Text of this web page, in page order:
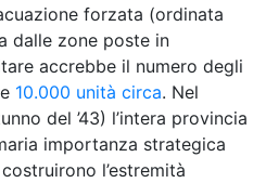
forzata (ordinata
dalle zone poste in
accrebbe il numero degli
10.000 unità circa. Nel
del ’43) l’intera provincia
importanza strategica
l’estremità